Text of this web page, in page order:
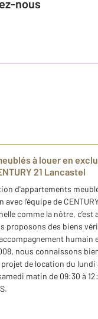
nous
à louer en
21 Lancastel
d'appartements
avec l'équipe de
comme la nôtre,
proposons des biens
humain
nous connaissons
de location du lundi
matin de 09:30 à